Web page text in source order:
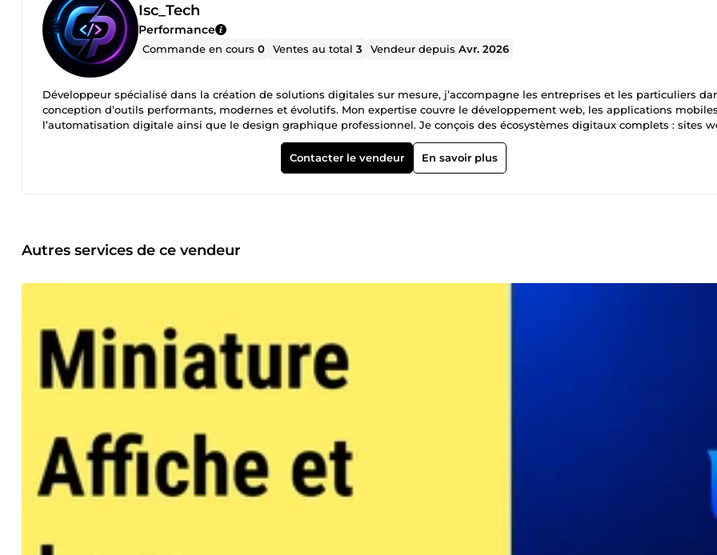
Isc_Tech
Performance
Commande en cours0 Ventes au total3 Vendeur depuisAvr. 2026
Développeur spécialisé dans la création de solutions digitales sur mesure, j’accompagne les entreprises et les particuliers
conception d’outils performants, modernes et évolutifs. Mon expertise couvre le développement web, les applications
l’automatisation digitale ainsi que le design graphique professionnel. Je conçois des écosystèmes digitaux complets : sites
modernes, applications mobiles, interfaces UI/UX, identités visuelles, miniatures YouTube, supports marketing, branding et
solutions automatisées adaptées à vos besoins. Chaque projet est pensé de manière stratégique afin de répondre à vos
réels : visibilité, acquisition de clients, optimisation de l’expérience utilisateur, automatisation et croissance de votre activité.
Contacter le vendeur En savoir plus
Autres services de ce vendeur